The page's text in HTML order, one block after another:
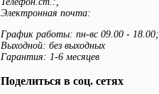
Электронная почта:
График работы: пн-вс 09.00 - 18.00;
Выходной: без выходных
Гарантия: 1-6 месяцев
Поделиться в соц. сетях